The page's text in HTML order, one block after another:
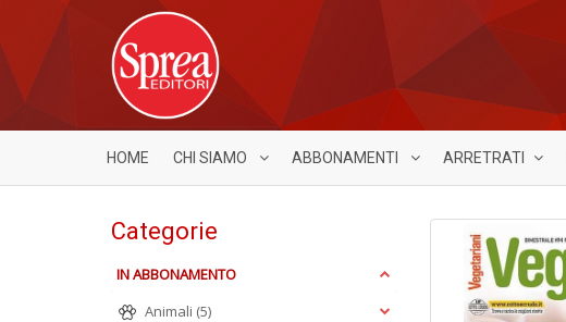
HOME CHI SIAMO ABBONAMENTI ARRETRATI
Categorie
IN ABBONAMENTO
Animali (5)